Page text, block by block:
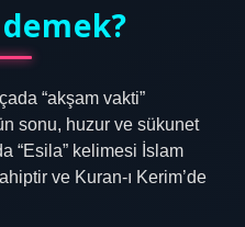
sonu, huzur ve sükunet
“Esila” kelimesi İslam
ve Kuran-ı Kerim’de